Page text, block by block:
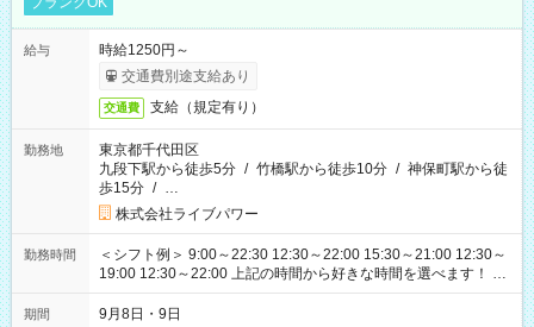
給与
時給1250円～
交通費別途支給あり
交通費 支給（規定有り）
勤務地
東京都千代田区
九段下駅から徒歩5分 / 竹橋駅から徒歩10分 / 神保町駅から徒
歩15分 / …
株式会社ライブパワー
勤務時間
＜シフト例＞ 9:00～22:30 12:30～22:00 15:30～21:00 12:30～
19:00 12:30～22:00 上記の時間から好きな時間を選べます！ ※
時間は変更となる可能性があります
期間 9月8日・9日